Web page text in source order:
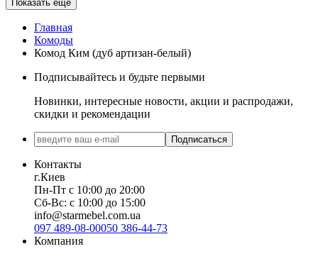
Ширина: 70 см
Высота: 102,2 см
Глубина: 45 см
Глубина: 45 см
Показать еще
Главная
Комоды
Комод Ким (дуб артизан-белый)
Подписывайтесь и будьте первыми
Новинки, интересные новости, акции и распродажи,
скидки и рекомендации
Подписаться
Контакты
г.Киев
Пн-Пт с 10:00 до 20:00
Сб-Вс: с 10:00 до 15:00
info@starmebel.com.ua
097 489-08-00050 386-44-73
Компания